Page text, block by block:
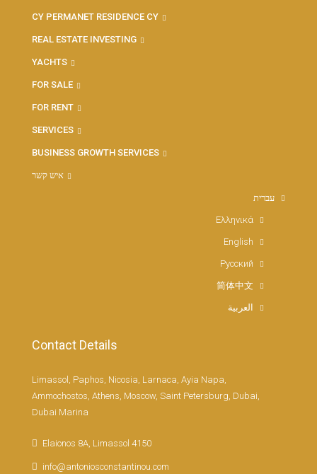
CY PERMANET RESIDENCE CY
REAL ESTATE INVESTING
YACHTS
FOR SALE
FOR RENT
SERVICES
BUSINESS GROWTH SERVICES
איש קשר
עברית
Ελληνικά
English
Русский
简体中文
العربية
Contact Details
Limassol, Paphos, Nicosia, Larnaca, Ayia Napa,
Ammochostos, Athens, Moscow, Saint Petersburg, Dubai,
Dubai Marina
Elaionos 8A, Limassol 4150
info@antoniosconstantinou.com